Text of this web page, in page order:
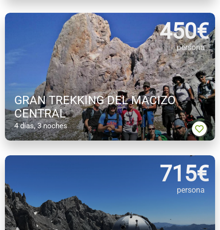
450€
persona
GRAN TREKKING DEL MACIZO
CENTRAL
4 días, 3 noches
715€
persona